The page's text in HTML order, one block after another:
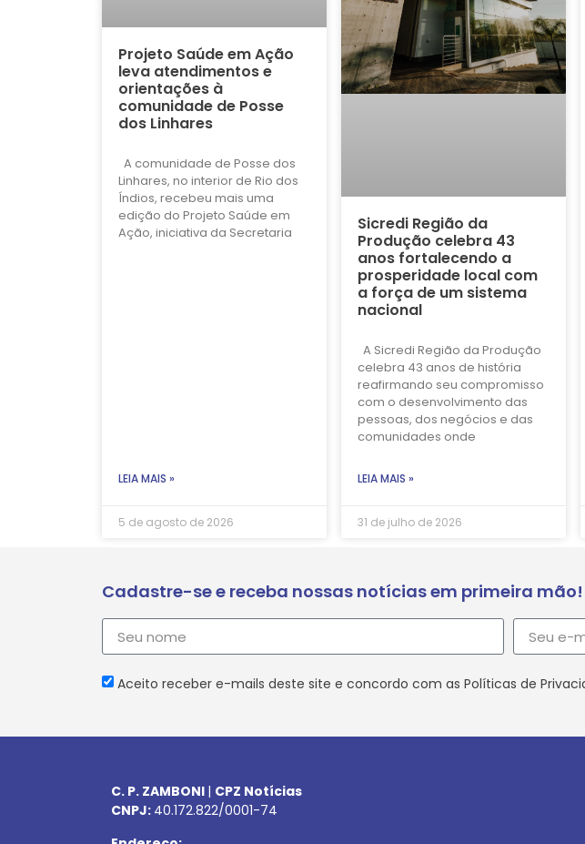
Projeto Saúde em Ação
leva atendimentos e
orientações à
comunidade de Posse
dos Linhares
A comunidade de Posse dos
Linhares, no interior de Rio dos
Índios, recebeu mais uma
edição do Projeto Saúde em
Ação, iniciativa da Secretaria
LEIA MAIS »
5 de agosto de 2026
Sicredi Região da
Produção celebra 43
anos fortalecendo a
prosperidade local com
a força de um sistema
nacional
A Sicredi Região da Produção
celebra 43 anos de história
reafirmando seu compromisso
com o desenvolvimento das
pessoas, dos negócios e das
comunidades onde
LEIA MAIS »
31 de julho de 2026
Cadastre-se e receba nossas notícias em primeira mão!
Aceito receber e-mails deste site e concordo com as Políticas de
C. P. ZAMBONI | CPZ Notícias
CNPJ: 40.172.822/0001-74